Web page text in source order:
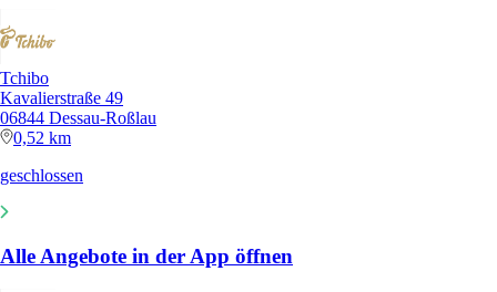
Tchibo
Kavalierstraße 49
06844 Dessau-Roßlau
0,52 km
geschlossen
Alle Angebote in der App öffnen